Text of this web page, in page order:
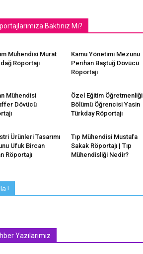
Baktınız Mı?
Mühendisi Murat
Röportajı
Kamu Yönetimi Mezunu
Perihan Baştuğ Dövücü
Röportajı
Mühendisi
Dövücü
Özel Eğitim Öğretmenliği
Bölümü Öğrencisi Yasin
Türkday Röportajı
Ürünleri Tasarımı
Ufuk Bircan
Röportajı
Tıp Mühendisi Mustafa
Sakak Röportajı | Tıp
Mühendisliği Nedir?
!
Yazılarımız